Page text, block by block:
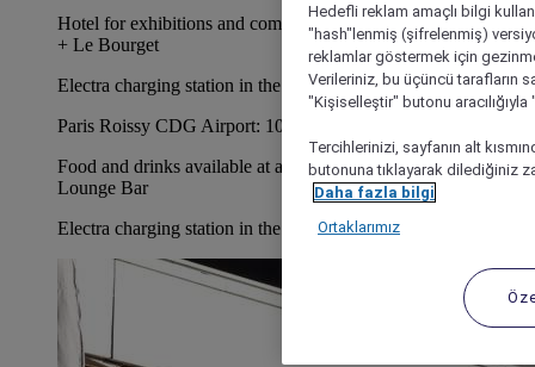
Hotel for exhibitions and competitions at Villepinte Parc Expo
+ Le Bourget
Electra charging station in the car park
Paris Roissy CDG Airport: 10 minutes away by car
Food and drinks available at any time at Charlie's Corner
Lounge Bar
Electra charging station in the car park
Hedefli reklam amaçlı bilgi
"hash"lenmiş (şifrelenmiş)
reklamlar göstermek için
Verileriniz, bu üçüncü tarafların
"Kişiselleştir" butonu
Tercihlerinizi, sayfanın alt
butonuna tıklayarak dilediğiniz
Daha fazla bilgi
Ortaklarımız